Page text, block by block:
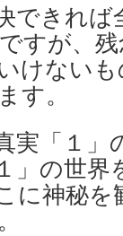
できれ
すが、
けない
す。
実「１」
」の世界
に神秘